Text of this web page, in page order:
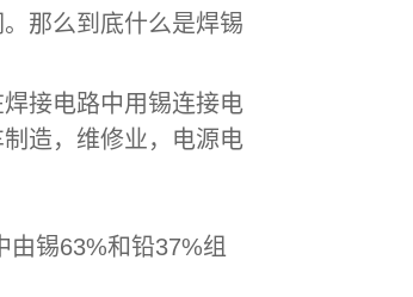
那么到底什么是焊锡
接电路中用锡连接电
造，维修业，电源电
锡63%和铅37%组